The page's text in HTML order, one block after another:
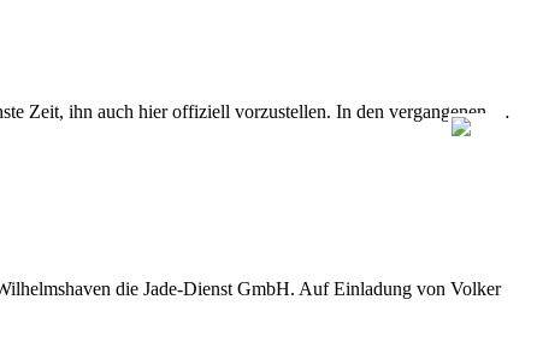
Zeit, ihn auch hier offiziell vorzustellen. In den vergangenen …
die Jade-Dienst GmbH. Auf Einladung von Volker